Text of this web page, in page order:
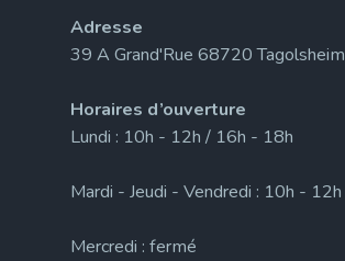
Adresse
39 A Grand'Rue 68720 Tagolsheim
Horaires d’ouverture
Lundi : 10h - 12h / 16h - 18h
Mardi - Jeudi - Vendredi : 10h - 12h
Mercredi : fermé